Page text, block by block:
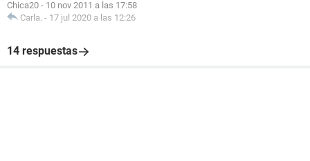
Chica20 - 10 nov 2011 a las 17:58
Carla. - 17 jul 2020 a las 12:26
14 respuestas